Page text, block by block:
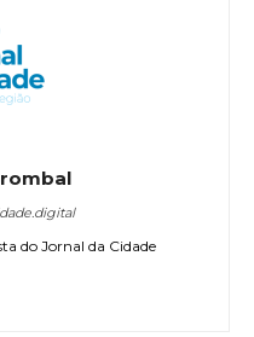
do Jornal da Cidade